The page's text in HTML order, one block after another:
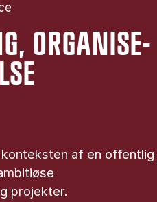
OR­GA­NI­SE­
af en offentlig
projekter.